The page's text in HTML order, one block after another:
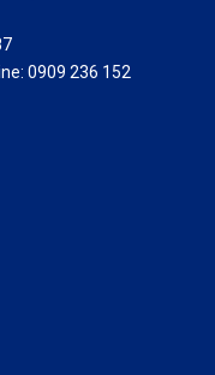
0909 236 152